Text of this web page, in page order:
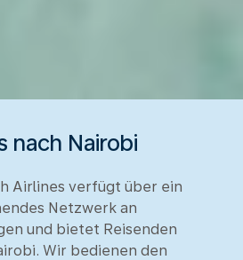
nach Nairobi
Airlines verfügt über ein
Netzwerk an
und bietet Reisenden
Wir bedienen den